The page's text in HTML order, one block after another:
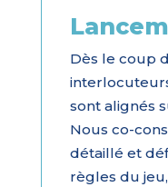
Dès le coup
sont alignés
Nous co-
détaillé et
règles du